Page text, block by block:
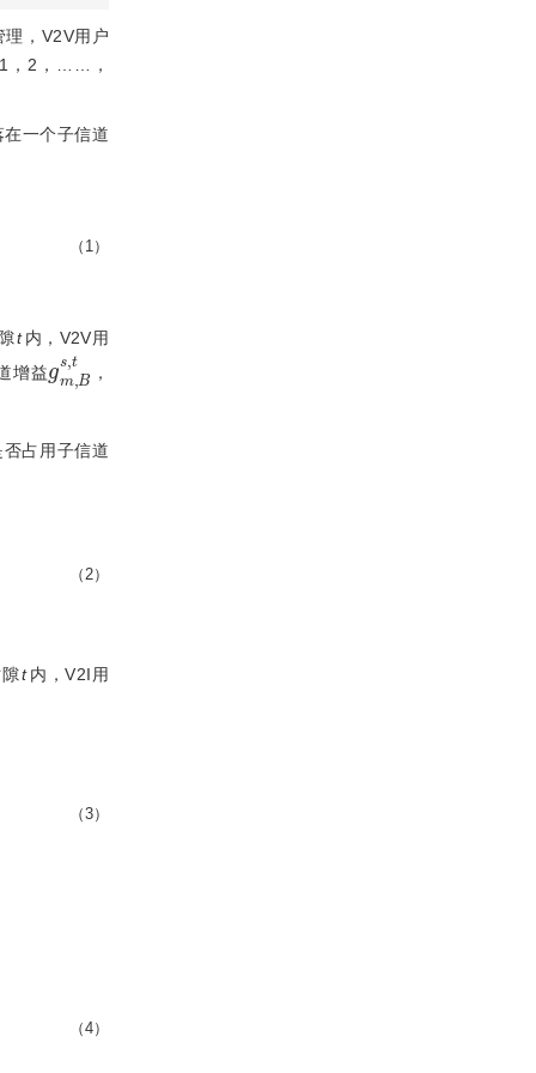
，V2V用户
，2，……，
一个子信道
（1）
t 内，V2V用
增益
gm
，
占用子信道
（2）
t 内，V2I用
（3）
（4）